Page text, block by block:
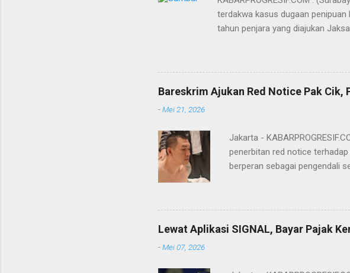
terdakwa kasus dugaan
tahun penjara yang diajukan
pidana. Dalam
terdakwa Ervan tersebut tidak
Menurut majelis hakim, kasus
itulah, terdakwa Ervan diputus
Bareskrim Ajukan Red Notice Pak
-Mei 21, 2026
Jakarta -
penerbitan red notice terhadap
berperan sebagai pengendali
DPO Lukmanul Hakim alias
Bareskrim Polri Brigjen Eko
merupakan warga negara
belakangan status
Lewat Aplikasi SIGNAL, Bayar Pajak
-Mei 07, 2026